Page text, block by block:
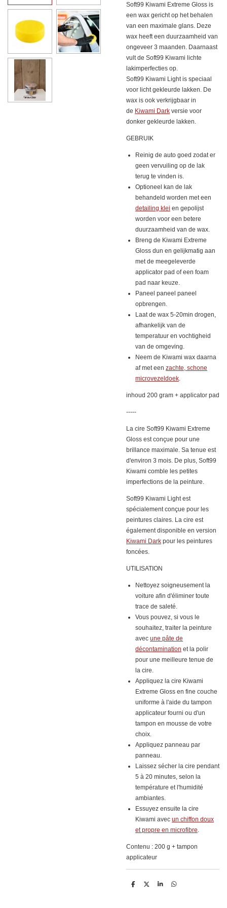
Soft99 Kiwami Extreme Gloss is
een wax gericht op het behalen
van een maximale glans. Deze
wax heeft een duurzaamheid van
ongeveer 3 maanden. Daarnaast
vult de Soft99 Kiwami lichte
lakimperfecties op.
Soft99 Kiwami Light is speciaal
voor licht gekleurde lakken. De
wax is ook verkrijgbaar in
de Kiwami Dark versie voor
donker gekleurde lakken.
GEBRUIK
Reinig de auto goed zodat er
geen vervuiling op de lak
terug te vinden is.
Optioneel kan de lak
behandeld worden met een
detailing klei en gepolijst
worden voor een betere
duurzaamheid van de wax.
Breng de Kiwami Extreme
Gloss dun en gelijkmatig aan
met de meegeleverde
applicator pad of een foam
pad naar keuze.
Paneel paneel paneel
opbrengen.
Laat de wax 5-20min drogen,
afhankelijk van de
temperatuur en vochtigheid
van de omgeving.
Neem de Kiwami wax daarna
af met een zachte, schone
microvezeldoek.
inhoud 200 gram + applicator pad
-----
La cire Soft99 Kiwami Extreme
Gloss est conçue pour une
brillance maximale. Sa tenue est
d'environ 3 mois. De plus, Soft99
Kiwami comble les petites
imperfections de la peinture.
Soft99 Kiwami Light est
spécialement conçue pour les
peintures claires. La cire est
également disponible en version
Kiwami Dark pour les peintures
foncées.
UTILISATION
Nettoyez soigneusement la
voiture afin d'éliminer toute
trace de saleté.
Vous pouvez, si vous le
souhaitez, traiter la peinture
avec une pâte de
décontamination et la polir
pour une meilleure tenue de
la cire.
Appliquez la cire Kiwami
Extreme Gloss en fine couche
uniforme à l'aide du tampon
applicateur fourni ou d'un
tampon en mousse de votre
choix.
Appliquez panneau par
panneau.
Laissez sécher la cire pendant
5 à 20 minutes, selon la
température et l'humidité
ambiantes.
Essuyez ensuite la cire
Kiwami avec un chiffon doux
et propre en microfibre.
Contenu : 200 g + tampon
applicateur
D
D
S
D